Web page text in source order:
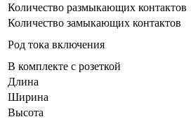
Количество размыкающих контактов
Количество замыкающих контактов
Род тока включения
В комплекте с розеткой
Длина
Ширина
Высота